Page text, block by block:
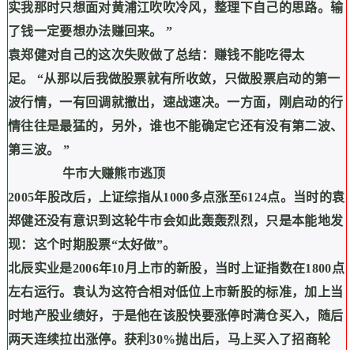
实我那时只想面对黄浦江吹吹冷风，整理下自己的思路。输
了钱一定要想办法赚回来。
”
袁郑健对自己的这次失败做了总结：赚钱不能吃得太
足。
“从那以后我做股票就有所收敛，只做股票启动的第一
波行情，一有回调就撤出，速战速决。一方面，刚启动的行
情往往是最猛的，另外，谁也不能确定它还有没有第二波、
第三波。
”
牛市大赚熊市逃顶
2005年股改后，上证综指从1000多点涨至6124点。当时的袁
郑健还没有意识到这轮牛市会如此轰轰烈烈，只是本能地发
现：这个时期股票“太好做”。
北辰实业是2006年10月上市的新股，当时上证指数在1800点
左右运行。袁认为这符合相对低位上市新股的标准，加上当
时地产股业绩好，于是他在该股快要涨停时满仓买入，随后
两天连续拉出涨停。获利30%抛出后，马上买入了招商轮